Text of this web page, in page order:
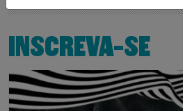
INSCREVA-SE